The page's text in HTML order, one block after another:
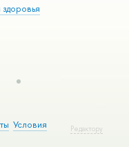
Редактору
Условия